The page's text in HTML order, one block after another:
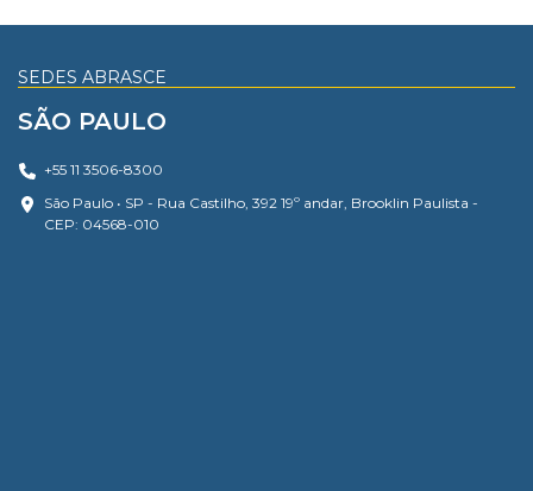
SEDES ABRASCE
SÃO PAULO
+55 11 3506-8300
São Paulo • SP - Rua Castilho, 392 19º andar, Brooklin Paulista -
CEP: 04568-010